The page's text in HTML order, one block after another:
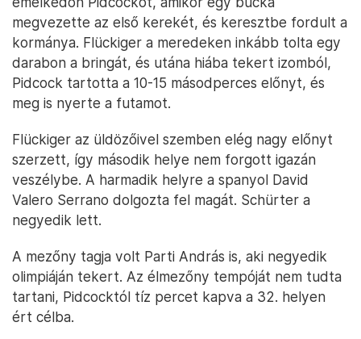
megvezette az első kerekét, és keresztbe fordult a
kormánya. Flückiger a meredeken inkább tolta egy
darabon a bringát, és utána hiába tekert izomból,
Pidcock tartotta a 10-15 másodperces előnyt, és
meg is nyerte a futamot.
Flückiger az üldözőivel szemben elég nagy előnyt
szerzett, így második helye nem forgott igazán
veszélybe. A harmadik helyre a spanyol David
Valero Serrano dolgozta fel magát. Schürter a
negyedik lett.
A mezőny tagja volt Parti András is, aki negyedik
olimpiáján tekert. Az élmezőny tempóját nem tudta
tartani, Pidcocktól tíz percet kapva a 32. helyen
ért célba.